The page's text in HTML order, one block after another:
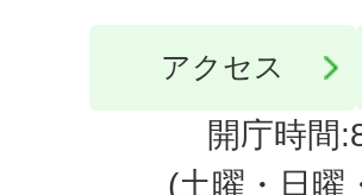
アクセス
開庁時間
(土曜・日曜